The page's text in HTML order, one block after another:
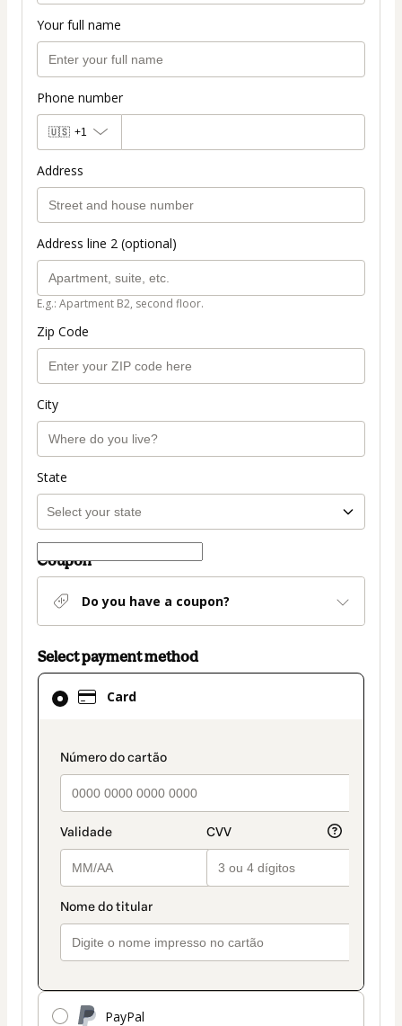
Your full name
Phone number
🇺🇸 +1
Address
Address line 2 (optional)
E.g.: Apartment B2, second floor.
Zip Code
City
State
Coupon
Do you have a coupon?
Select payment method
Card
payment_data.section_title_v2
PayPal
Card
selected
method